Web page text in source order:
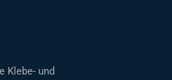
Klebe- und